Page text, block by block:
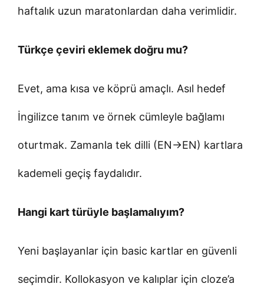
haftalık uzun maratonlardan daha verimlidir.
Türkçe çeviri eklemek doğru mu?
Evet, ama kısa ve köprü amaçlı. Asıl hedef
İngilizce tanım ve örnek cümleyle bağlamı
oturtmak. Zamanla tek dilli (EN→EN) kartlara
kademeli geçiş faydalıdır.
Hangi kart türüyle başlamalıyım?
Yeni başlayanlar için basic kartlar en güvenli
seçimdir. Kollokasyon ve kalıplar için cloze’a